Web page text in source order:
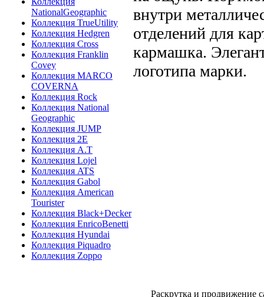
NationalGeographic
Коллекция TrueUtility
Коллекция Hedgren
Коллекция Cross
Коллекция Franklin
Covey
Коллекция MARCO
COVERNA
Коллекция Rock
Коллекция National
Geographic
Коллекция JUMP
Коллекция 2E
Коллекция A.T
Коллекция Lojel
Коллекция ATS
Коллекция Gabol
Коллекция American
Tourister
Коллекция Black+Decker
Коллекция EnricoBenetti
Коллекция Hyundai
Коллекция Piquadro
Коллекция Zoppo
внутри
отделений для
кармашка.
логотипа марки.
Раскрутка и продвижение